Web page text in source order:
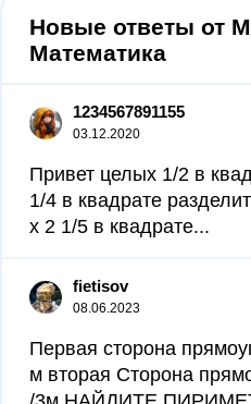
Новые ответы от
Математика
1234567891155
03.12.2020
Привет целых 1/2 в
1/4 в квадрате
х 2 1/5 в квадрате​...
fietisov
08.06.2023
Первая сторона
м вторая Сторона